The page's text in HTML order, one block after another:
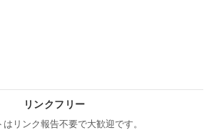
リンクフリー
リンク報告不要で大歓迎です。